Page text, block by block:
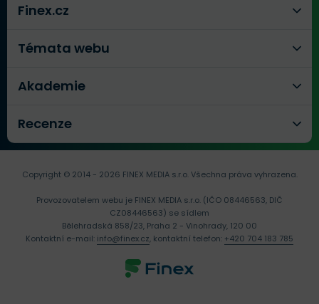
Finex.cz
Témata webu
Akademie
Recenze
Copyright © 2014 - 2026 FINEX MEDIA s.r.o.Všechna práva vyhrazena.
Provozovatelem webu je FINEX MEDIA s.r.o. (IČO 08446563, DIČ
CZ08446563) se sídlem
Bělehradská 858/23, Praha 2 - Vinohrady, 120 00
Kontaktní e-mail: info@finex.cz, kontaktní telefon: +420 704 183 785